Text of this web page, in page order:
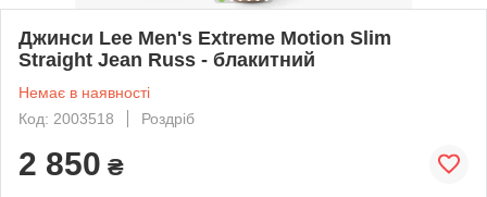
Джинси Lee Men's Extreme Motion Slim
Straight Jean Russ - блакитний
Немає в наявності
Код: 2003518
Роздріб
2 850 ₴